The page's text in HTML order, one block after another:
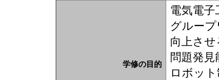
学修の目的
電気電
グルー
向上させ
問題発
ロボッ